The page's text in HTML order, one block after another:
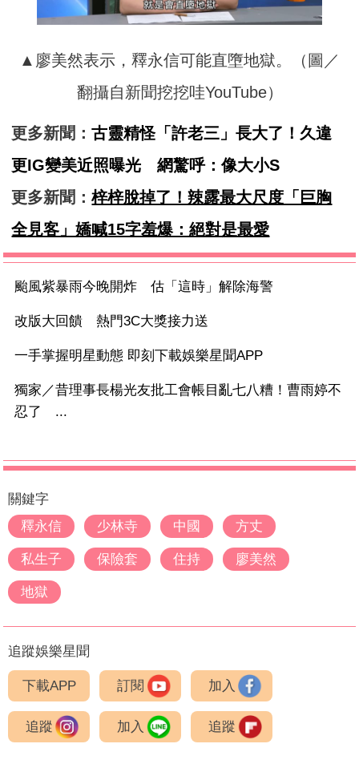
▲廖美然表示，釋永信可能直墮地獄。（圖／
翻攝自新聞挖挖哇YouTube）
更多新聞：古靈精怪「許老三」長大了！久違
更IG變美近照曝光 網驚呼：像大小S
更多新聞：梓梓脫掉了！辣露最大尺度「巨胸
全見客」嬌喊15字羞爆：絕對是最愛
颱風紫暴雨今晚開炸 估「這時」解除海警
改版大回饋 熱門3C大獎接力送
一手掌握明星動態 即刻下載娛樂星聞APP
獨家／昔理事長楊光友批工會帳目亂七八糟！曹雨婷不
忍了 ...
關鍵字
釋永信
少林寺 中國 方丈
私生子 保險套 住持 廖美然
地獄
追蹤娛樂星聞
下載APP 訂閱 加入
追蹤 加入 追蹤